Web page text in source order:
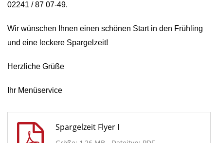
02241 / 87 07-49.
Wir wünschen Ihnen einen schönen Start in den Frühling
und eine leckere Spargelzeit!
Herzliche Grüße
Ihr Menüservice
Spargelzeit Flyer I